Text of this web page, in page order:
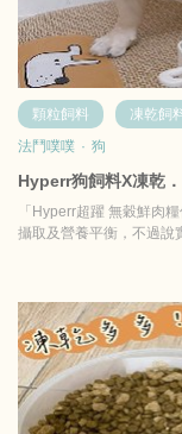
顆粒飼料
凍乾飼料
法鬥噗噗 · 狗
Hyperr狗飼料X凍乾
「Hyperr超躍 無穀鮮肉
攝取及營養平衡，不過說